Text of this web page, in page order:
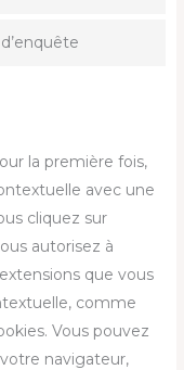
la première fois,
avec une
cliquez sur
autorisez à
que vous
comme
Vous pouvez
navigateur,